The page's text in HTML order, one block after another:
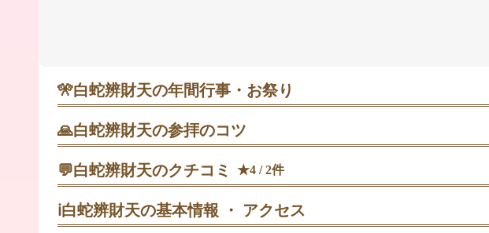
🎌白蛇辨財天の年間行事・お祭り
す。抽選券付きの福豆で景品が当たることも。厄年の人はこの時期に祈祷を受け
紹介されています。
7月31日 夏越の大祓｜池に流し灯籠を浮かべて無病息災と金運上昇を願う神事が
されています。
🙏白蛇辨財天の参拝のコツ
い、乾かしてから財布へ。8:30〜16:00の間に。
拝殿で二拝二拍手一拝の後、参道脇の狛蛇へ。人が写り込みにくい朝の時間帯に
から一歩下がって一礼する。
💬白蛇辨財天のクチコミ ★4 / 2件
ℹ️白蛇辨財天の基本情報 ・ アクセス